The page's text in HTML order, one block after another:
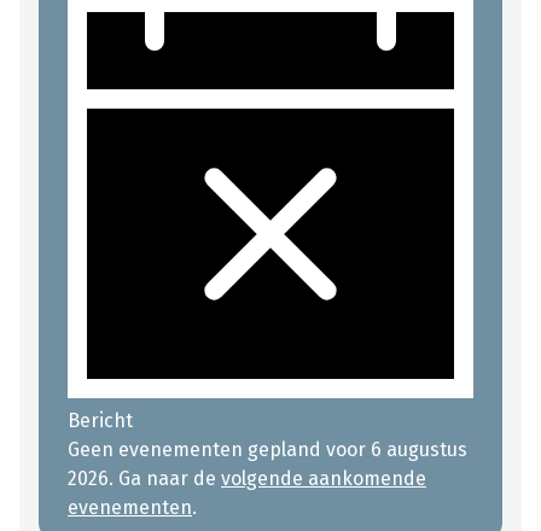
Bericht
Geen evenementen gepland voor 6 augustus
2026. Ga naar de volgende aankomende
evenementen.